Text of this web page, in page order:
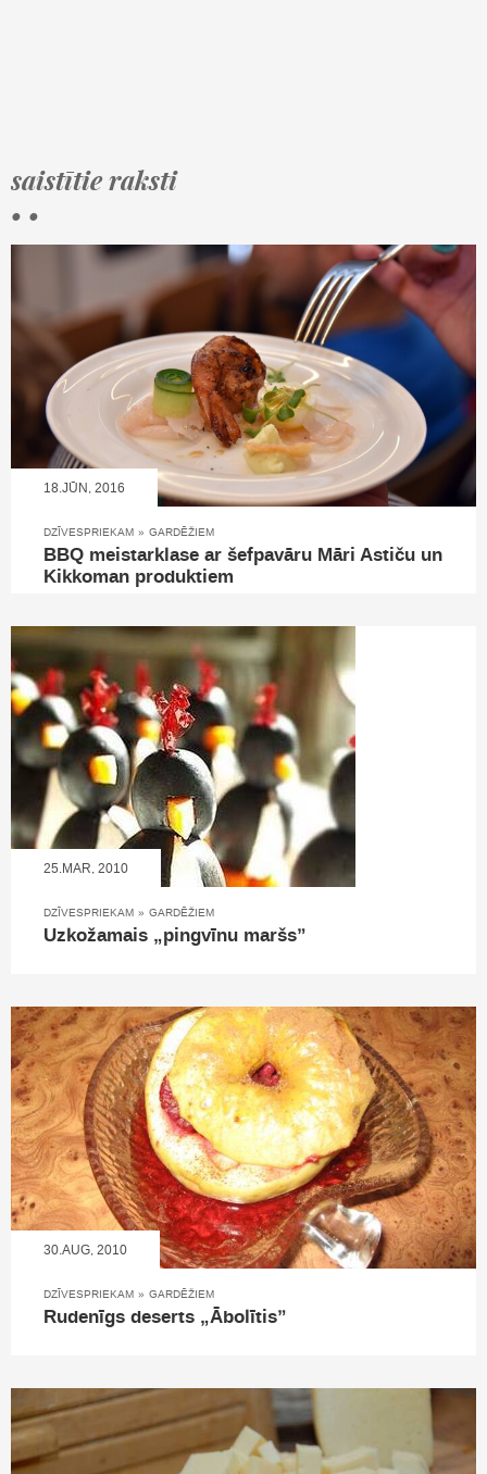
saistītie raksti
• •
18.JŪN, 2016
DZĪVESPRIEKAM » GARDĒŽIEM
BBQ meistarklase ar šefpavāru Māri Astiču un
Kikkoman produktiem
25.MAR, 2010
DZĪVESPRIEKAM » GARDĒŽIEM
Uzkožamais „pingvīnu maršs”
30.AUG, 2010
DZĪVESPRIEKAM » GARDĒŽIEM
Rudenīgs deserts „Ābolītis”